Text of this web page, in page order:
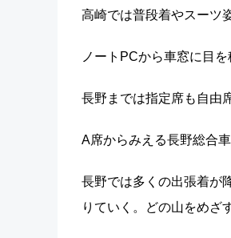
高崎では普段着やスーツ
ノートPCから車窓に目
長野までは指定席も自由
A席からみえる長野総合
長野では多くの出張着が
りていく。どの山をめざ